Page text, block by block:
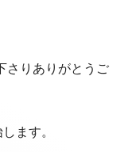
さりありがとうご
ます。